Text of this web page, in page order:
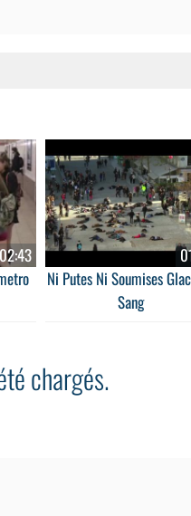
02:43
Ni Putes Ni Soumises
Sang
chargés.